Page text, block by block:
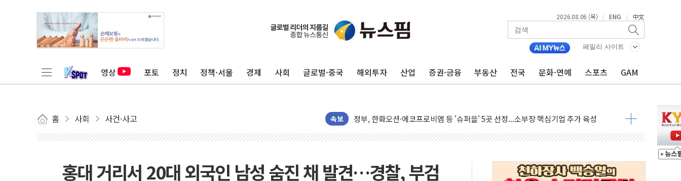
2026.08.06 (목) | ENG | 中文
패밀리 사이트
영상 포토 정치 정책·서울 경제 사회 글로벌·중국 해외투자 산업 증권·금융 부동산 전국 문화·연예 스포츠 GAM
홈 사회 사건·사고 속보
[AI 카드뉴스] 어린이집·유치원 비상! 수족구병이 다시 유행합니다.
운수업·기업활동 '원스톱'으로...데이터처, 기업 3만1000곳 경제통계조사
공정위 "국고채 PD 15곳, 관행 아닌 담합…76조2000억 입찰 영향"
중소기업 기술자료 중국 계열사에 넘긴 세라젬…공정위 과징금 4억3200만원
국표원, 해외직구 물놀이기구·유아용품 등 94개 제품 안전기준 '부적합'
쉐이크쉑, 남양주 현대아울렛에 '다산점' 열어
소방청, 전국 시·도 구급과장 회의…중증환자 이송체계 전국 확대 점검
'달라진 임신·출산·육아 지원 한눈에'…인사처, 공무원 인사제도 안내서 발간
홍대 거리서 20대 외국인 남성 숨진 채 발견…경찰, 부검